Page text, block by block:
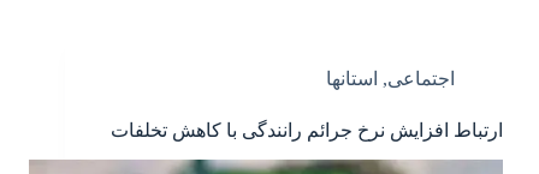
اجتماعی, استانها
ارتباط افزایش نرخ جرائم رانندگی با کاهش تخلفات